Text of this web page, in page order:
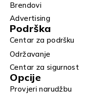
Brendovi
Advertising
Podrška
Centar za podršku
Održavanje
Centar za sigurnost
Opcije
Provjeri narudžbu